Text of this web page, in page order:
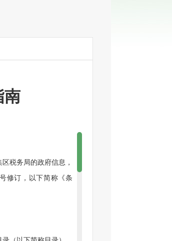
南
区税务局的政府信息，
修订，以下简称《条